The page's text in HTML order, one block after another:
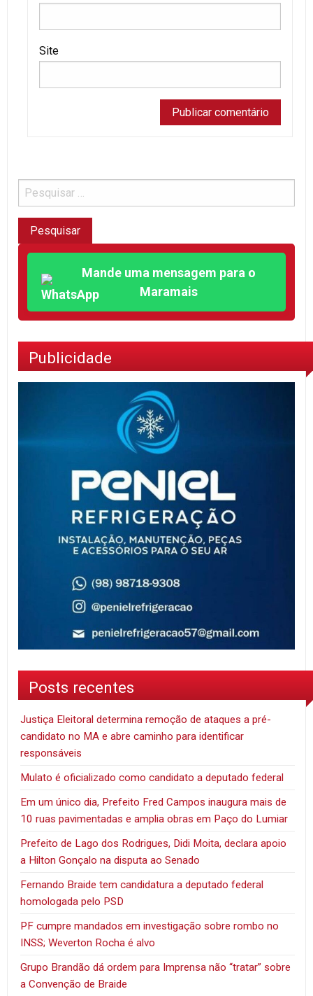
Site
Mande uma mensagem para o
Maramais
Publicidade
Posts recentes
Justiça Eleitoral determina remoção de ataques a pré-
candidato no MA e abre caminho para identificar
responsáveis
Mulato é oficializado como candidato a deputado federal
Em um único dia, Prefeito Fred Campos inaugura mais de
10 ruas pavimentadas e amplia obras em Paço do Lumiar
Prefeito de Lago dos Rodrigues, Didi Moita, declara apoio
a Hilton Gonçalo na disputa ao Senado
Fernando Braide tem candidatura a deputado federal
homologada pelo PSD
PF cumpre mandados em investigação sobre rombo no
INSS; Weverton Rocha é alvo
Grupo Brandão dá ordem para Imprensa não “tratar” sobre
a Convenção de Braide